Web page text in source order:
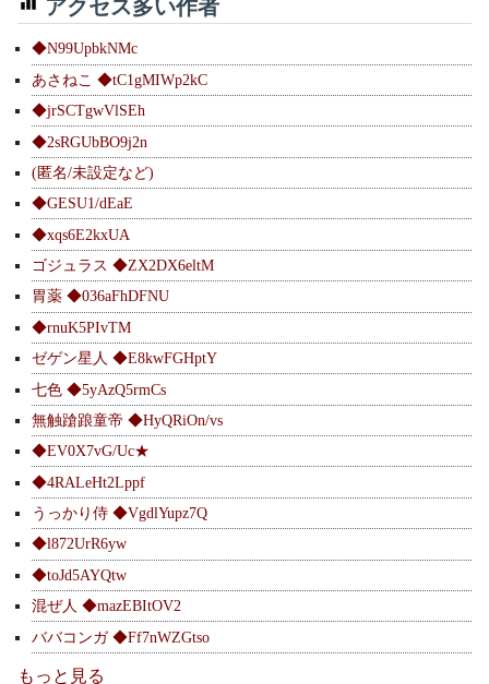
◆N99UpbkNMc
あさねこ ◆tC1gMIWp2kC
◆jrSCTgwVlSEh
◆2sRGUbBO9j2n
(匿名/未設定など)
◆GESU1/dEaE
◆xqs6E2kxUA
ゴジュラス ◆ZX2DX6eltM
胃薬 ◆036aFhDFNU
◆rnuK5PIvTM
ゼゲン星人 ◆E8kwFGHptY
七色 ◆5yAzQ5rmCs
無触蹌踉童帝 ◆HyQRiOn/vs
◆EV0X7vG/Uc★
◆4RALeHt2Lppf
うっかり侍 ◆VgdlYupz7Q
◆l872UrR6yw
◆toJd5AYQtw
混ぜ人 ◆mazEBItOV2
ババコンガ ◆Ff7nWZGtso
もっと見る